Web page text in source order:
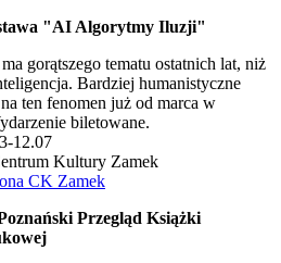
"AI Algorytmy Iluzji"
gorątszego tematu ostatnich lat, niż
Bardziej humanistyczne
ten fenomen już od marca w
biletowane.
12.07
Kultury Zamek
CK Zamek
Przegląd Książki